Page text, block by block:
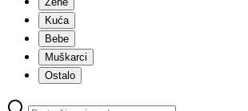
Kuća
Bebe
Muškarci
Ostalo